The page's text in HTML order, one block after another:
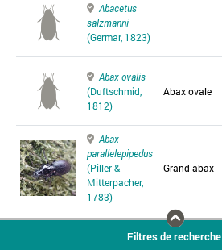
Abacetus
salzmanni
(Germar, 1823)
Abax ovalis
(Duftschmid,
1812)
Abax ovale
Abax
parallelepipedus
(Piller &
Mitterpacher,
1783)
Grand abax
Abax
Abax
Filtres de recherche